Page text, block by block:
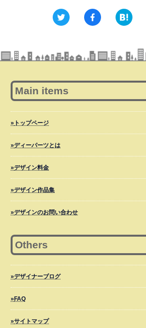
Main items
トップページ
ディーパーツとは
デザイン料金
デザイン作品集
デザインのお問い合わせ
Others
デザイナーブログ
FAQ
サイトマップ